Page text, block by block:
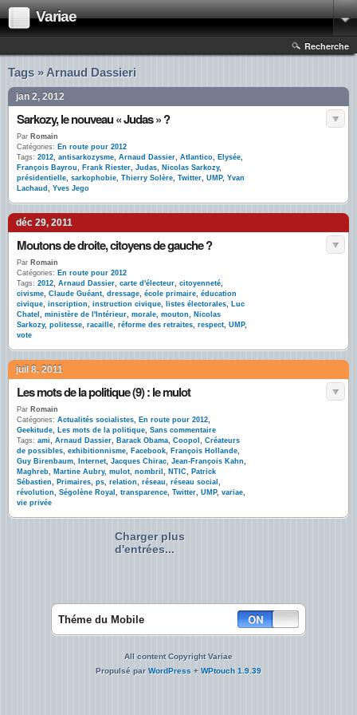
Variae
Recherche
Tags » Arnaud Dassieri
jan 2, 2012
Sarkozy, le nouveau « Judas » ?
Par Romain
Catégories: En route pour 2012
Tags: 2012, antisarkozysme, Arnaud Dassier, Atlantico, Elysée,
François Bayrou, Frank Riester, Judas, Nicolas Sarkozy,
présidentielle, sarkophobie, Thierry Solère, Twitter, UMP, Yvan
Lachaud , Yves Jego
déc 29, 2011
Moutons de droite, citoyens de gauche ?
Par Romain
Catégories: En route pour 2012
Tags: 2012, Arnaud Dassier, carte d'électeur, citoyenneté,
civisme, Claude Guéant, dressage, école primaire, éducation
civique, inscription, instruction civique, listes électorales, Luc
Chatel , ministère de l'Intérieur, morale, mouton, Nicolas
Sarkozy, politesse, racaille, réforme des retraites, respect, UMP,
vote
juil 8, 2011
Les mots de la politique (9) : le mulot
Par Romain
Catégories: Actualités socialistes, En route pour 2012,
Geekitude, Les mots de la politique, Sans commentaire
Tags: ami, Arnaud Dassier, Barack Obama, Coopol , Créateurs
de possibles, exhibitionnisme, Facebook, François Hollande,
Guy Birenbaum, Internet, Jacques Chirac, Jean-François Kahn,
Maghreb, Martine Aubry, mulot, nombril , NTIC, Patrick
Sébastien, Primaires, ps, relation, réseau, réseau social ,
révolution, Ségolène Royal , transparence, Twitter, UMP, variae,
vie privée
Charger plus
d'entrées...
Théme du Mobile
All content Copyright Variae
Propulsé parWordPress + WPtouch 1.9.39